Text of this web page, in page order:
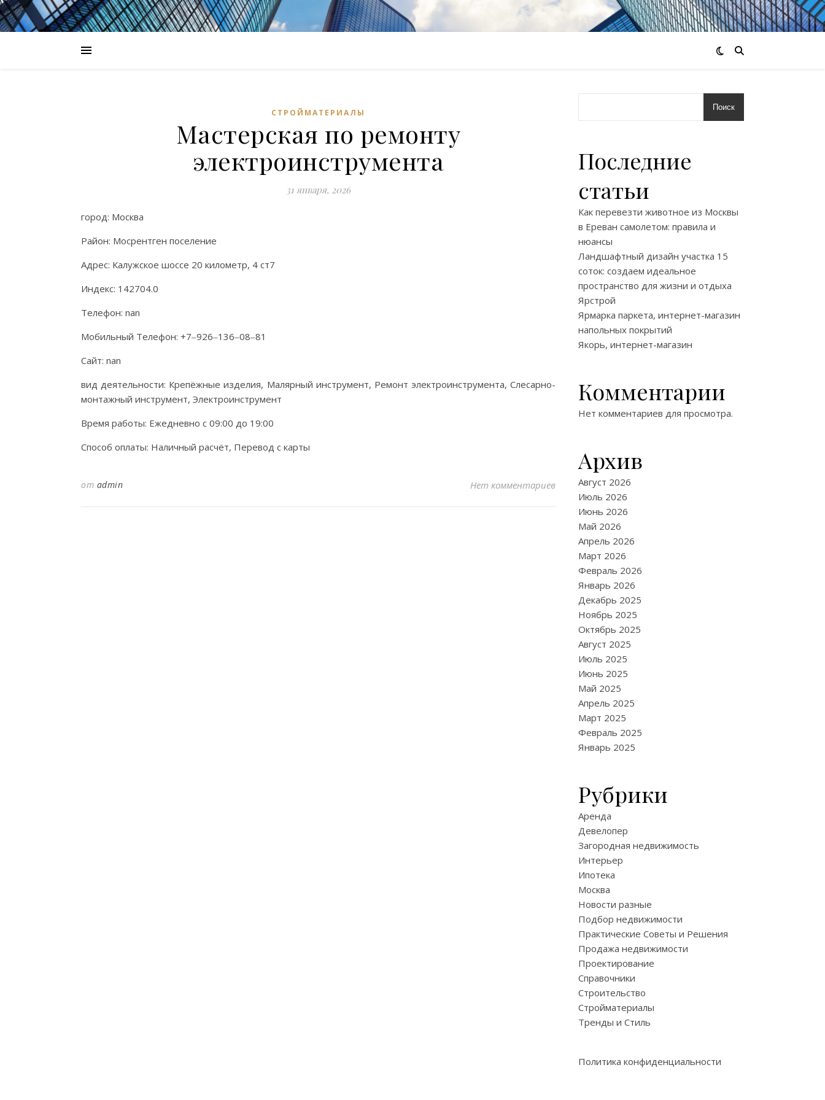
СТРОЙМАТЕРИАЛЫ
Мастерская по ремонту
электроинструмента
31 января, 2026
город: Москва
Район: Мосрентген поселение
Адрес: Калужское шоссе 20 километр, 4 ст7
Индекс: 142704.0
Телефон: nan
Мобильный Телефон: +7‒926‒136‒08‒81
Сайт: nan
вид деятельности: Крепёжные изделия, Малярный инструмент, Ремонт электроинструмента, Слесарно-
монтажный инструмент, Электроинструмент
Время работы: Ежедневно с 09:00 до 19:00
Способ оплаты: Наличный расчёт, Перевод с карты
от admin Нет комментариев
Поиск
Последние
статьи
Как перевезти животное из Москвы
в Ереван самолетом: правила и
нюансы
Ландшафтный дизайн участка 15
соток: создаем идеальное
пространство для жизни и отдыха
Ярстрой
Ярмарка паркета, интернет-магазин
напольных покрытий
Якорь, интернет-магазин
Комментарии
Нет комментариев для просмотра.
Архив
Август 2026
Июль 2026
Июнь 2026
Май 2026
Апрель 2026
Март 2026
Февраль 2026
Январь 2026
Декабрь 2025
Ноябрь 2025
Октябрь 2025
Август 2025
Июль 2025
Июнь 2025
Май 2025
Апрель 2025
Март 2025
Февраль 2025
Январь 2025
Рубрики
Аренда
Девелопер
Загородная недвижимость
Интерьер
Ипотека
Москва
Новости разные
Подбор недвижимости
Практические Советы и Решения
Продажа недвижимости
Проектирование
Справочники
Строительство
Стройматериалы
Тренды и Стиль
Политика конфиденциальности